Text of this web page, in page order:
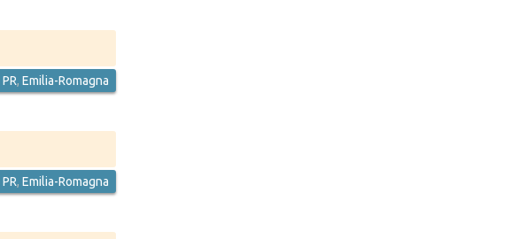
PR, Emilia-Romagna
PR, Emilia-Romagna